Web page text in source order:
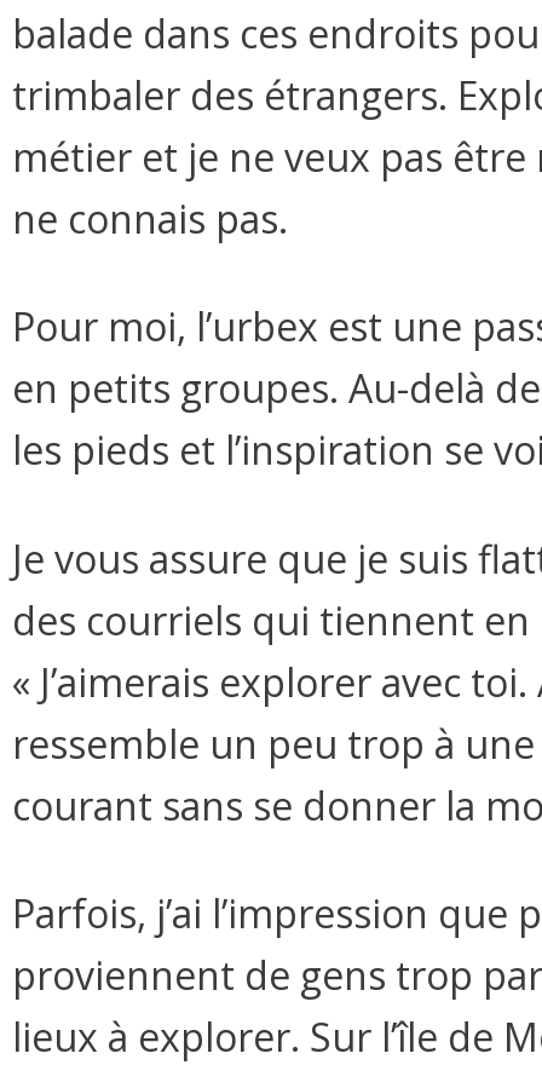
balade dans ces endroits
trimbaler des étrangers.
métier et je ne veux pas
ne connais pas.
Pour moi, l’urbex est une
en petits groupes. Au-delà
les pieds et l’inspiration se
Je vous assure que je suis
des courriels qui tiennent
« J’aimerais explorer avec
ressemble un peu trop à
courant sans se donner la
Parfois, j’ai l’impression
proviennent de gens trop
lieux à explorer. Sur l’île de